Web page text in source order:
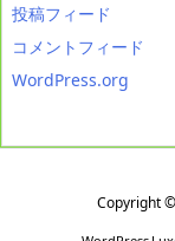
投稿フィード
コメントフィード
WordPress.org
Copyright ©